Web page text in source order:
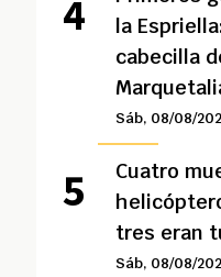
la
cabecilla
Sáb, 08/08/
Cuatro
tres eran
Sáb, 08/08/